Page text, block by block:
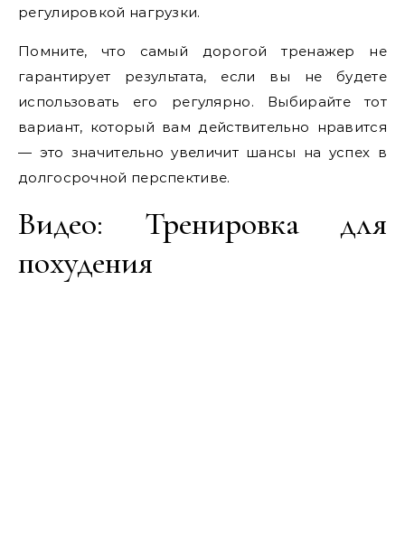
регулировкой нагрузки.
Помните, что самый дорогой тренажер не
гарантирует результата, если вы не будете
использовать его регулярно. Выбирайте тот
вариант, который вам действительно нравится
— это значительно увеличит шансы на успех в
долгосрочной перспективе.
Видео: Тренировка для
похудения